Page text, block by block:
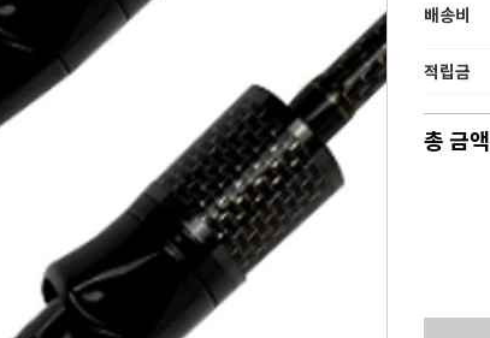
배송비
적립금
총 금액